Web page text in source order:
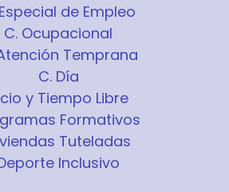
de Empleo
C. Ocupacional
Temprana
C. Día
y Tiempo Libre
Formativos
Tuteladas
Inclusivo